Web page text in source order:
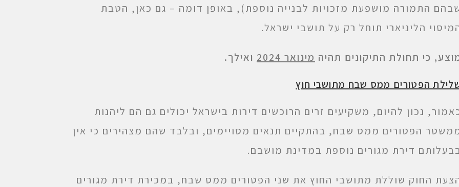
התמורה מושפעת מזכויות לבנייה נוספת), באופן דומה – גם כאן, הטבת
הליניארי תוחל רק על תושבי ישראל.
כי תחולת התיקונים תהיה מינואר 2024 ואילך.
הפטורים ממס שבח מתושבי חוץ
נכון להיום, משקיעים זרים הרוכשים דירות בישראל יכולים גם הם ליהנות
הפטורים ממס שבח, בהתקיים תנאים מסויימים, ובלבד שהם מצהירים כי אין
דירת מגורים נוספת במדינת מושבם.
החוק שוללת מתושבי החוץ את שני הפטורים ממס שבח, במכירת דירת מגורים